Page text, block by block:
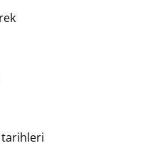
tarihleri